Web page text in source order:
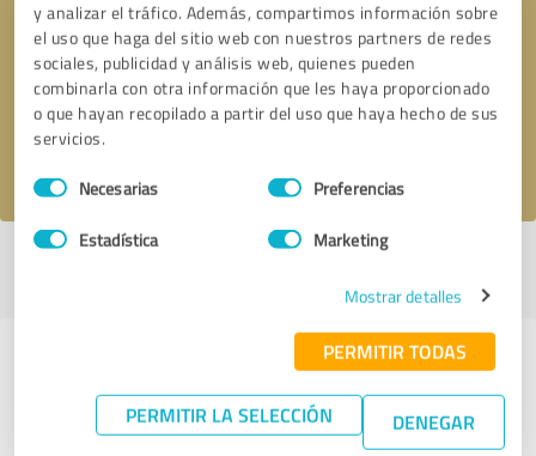
y analizar el tráfico. Además, compartimos información sobre
el uso que haga del sitio web con nuestros partners de redes
sociales, publicidad y análisis web, quienes pueden
combinarla con otra información que les haya proporcionado
o que hayan recopilado a partir del uso que haya hecho de sus
servicios.
Selección
de
Necesarias Preferencias
Estadística Marketing
Mostrar detalles
PERMITIR TODAS
PERMITIR LA SELECCIÓN DENEGAR
Solicitar una llamada * campos obligatorios
Enviar reseña
Experiencias con otros
proveedores de servicios del sector
Servicios